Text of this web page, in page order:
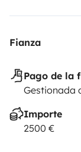
Fianza
Pago de la
Gestionada
Importe
2500 €